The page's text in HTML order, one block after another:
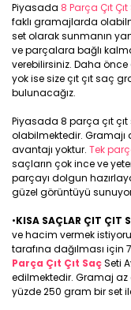
Piyasada 8 Parça Çıt
faklı gramajlarda
set olarak sunmanın
ve parçalara bağlı
verebilirsiniz. Daha önce
yok ise size çıt çıt saç
bulunacağız.
Piyasada 8 parça çıt
olabilmektedir. Gramajı
avantajı yoktur. Tek
saçların çok ince ve
parçayı dolgun
güzel görüntüyü
•KISA SAÇLAR ÇIT
ve hacim vermek
tarafına dağılması için
Parça Çıt Çıt SaçSeti
edilmektedir. Gramaj az
yüzde 250 gram bir set